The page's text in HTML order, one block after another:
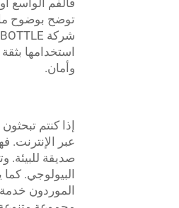
فالفم الواسع
توضح بوضوح ما
استخدامها
وأمان.
إذا كنتم
عبر الإنترنت.
صديقة للبيئة.
البيولوجي.